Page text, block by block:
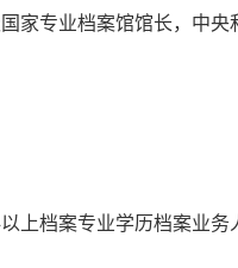
专业档案馆馆长，中央
档案专业学历档案业务